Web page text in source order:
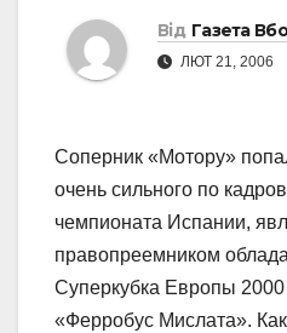
Від Газета
ЛЮТ 21, 2006
Соперник «Мотору»
очень сильного по
чемпионата Испании,
правопреемником
Суперкубка Европы 2000
«Ферробус Мислата».